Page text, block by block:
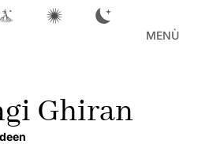
MENÙ
Ghiran